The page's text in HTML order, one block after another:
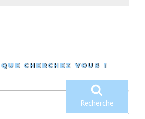
CHERCHEZ VOUS !
Recherche